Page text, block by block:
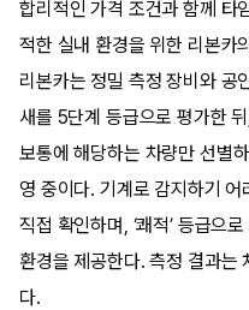
합리적인 가격 조건과 함께 타
적한 실내 환경을 위한 리본카
리본카는 정밀 측정 장비와 공
새를 5단계 등급으로 평가한
보통에 해당하는 차량만 선별
영 중이다. 기계로 감지하기
직접 확인하며, ‘쾌적’ 등급으
환경을 제공한다. 측정 결과는
다.